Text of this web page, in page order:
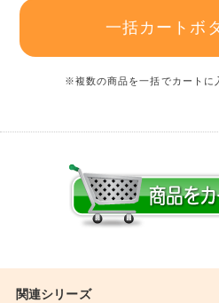
一括カートボ
※複数の商品を一括でカートに
関連シリーズ